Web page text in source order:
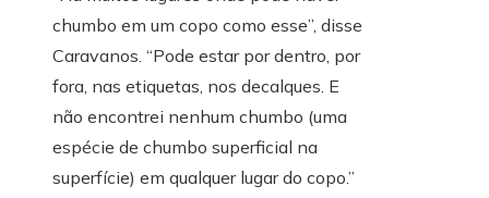
chumbo em um copo como esse”, disse
Caravanos. “Pode estar por dentro, por
fora, nas etiquetas, nos decalques. E
não encontrei nenhum chumbo (uma
espécie de chumbo superficial na
superfície) em qualquer lugar do copo.”